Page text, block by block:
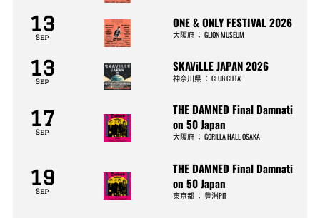
13
Sep
ONE & ONLY FESTIVAL 2026
大阪府 ：GLION MUSEUM
13
Sep
SKAViLLE JAPAN 2026
神奈川県 ：CLUB CITTA’
17
Sep
THE DAMNED Final Damnati
on 50 Japan
大阪府 ：GORILLA HALL OSAKA
19
Sep
THE DAMNED Final Damnati
on 50 Japan
東京都 ：豊洲PIT